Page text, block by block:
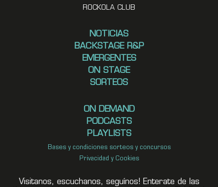
ROCKOLA CLUB
NOTICIAS
BACKSTAGE R&P
EMERGENTES
ON STAGE
SORTEOS
ON DEMAND
PODCASTS
PLAYLISTS
Bases y condiciones sorteos y concursos
Privacidad y Cookies
Visitanos, escuchanos, seguínos! Enterate de las